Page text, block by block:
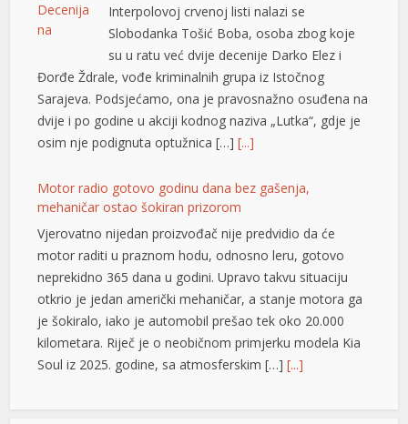
Interpolovoj crvenoj listi nalazi se
Slobodanka Tošić Boba, osoba zbog koje
su u ratu već dvije decenije Darko Elez i
Đorđe Ždrale, vođe kriminalnih grupa iz Istočnog
Sarajeva. Podsjećamo, ona je pravosnažno osuđena na
dvije i po godine u akciji kodnog naziva „Lutka“, gdje je
osim nje podignuta optužnica […][...]
Motor radio gotovo godinu dana bez gašenja,
mehaničar ostao šokiran prizorom
Vjerovatno nijedan proizvođač nije predvidio da će
motor raditi u praznom hodu, odnosno leru, gotovo
neprekidno 365 dana u godini. Upravo takvu situaciju
otkrio je jedan američki mehaničar, a stanje motora ga
je šokiralo, iako je automobil prešao tek oko 20.000
kilometara. Riječ je o neobičnom primjerku modela Kia
Soul iz 2025. godine, sa atmosferskim […][...]
Rad objavljen u Harvardovom pravnom časopisu: Visoki